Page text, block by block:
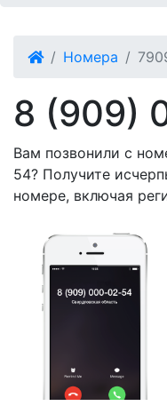
Номера
8 (909)
Вам позвонили с
54? Получите
номере, включая